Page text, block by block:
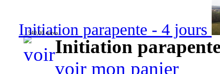
Initiation parapente - 4 jours
540,00 euros
Initiation
voir mon panier